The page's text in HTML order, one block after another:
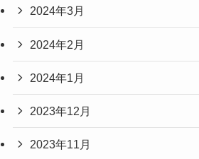
2024年3月
2024年2月
2024年1月
2023年12月
2023年11月